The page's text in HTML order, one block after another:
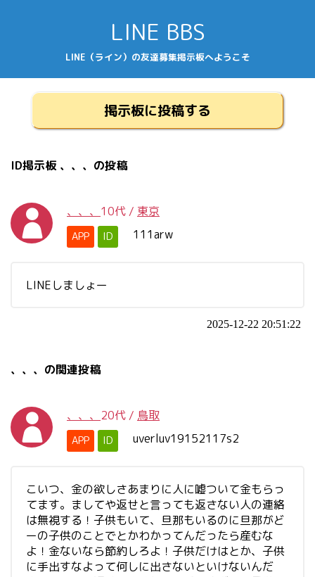
LINE BBS
LINE（ライン）の友達募集掲示板へようこそ
掲示板に投稿する
ID掲示板 、、、の投稿
、、、 10代 / 東京
APP ID 111arw
LINEしましょー
2025-12-22 20:51:22
、、、の関連投稿
、、、 20代 / 鳥取
APP ID uverluv19152117s2
こいつ、金の欲しさあまりに人に嘘ついて金もらっ
てます。ましてや返せと言っても返さない人の連絡
は無視する！子供もいて、旦那もいるのに旦那がど
ーの子供のことでとかわかってんだったら産むな
よ！金ないなら節約しろよ！子供だけはとか、子供
に手出すなよって何しに出さないといけないんだ